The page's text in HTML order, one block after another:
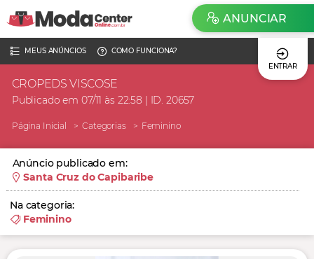
MEUS ANÚNCIOS
COMO FUNCIONA?
ENTRAR
ANUNCIAR
CROPEDS VISCOSE
Publicado em 07/11 às 22:58 | ID. 20657
Página Inicial Categorias Feminino
Anúncio publicado em:
Santa Cruz do Capibaribe
Na categoria:
Feminino